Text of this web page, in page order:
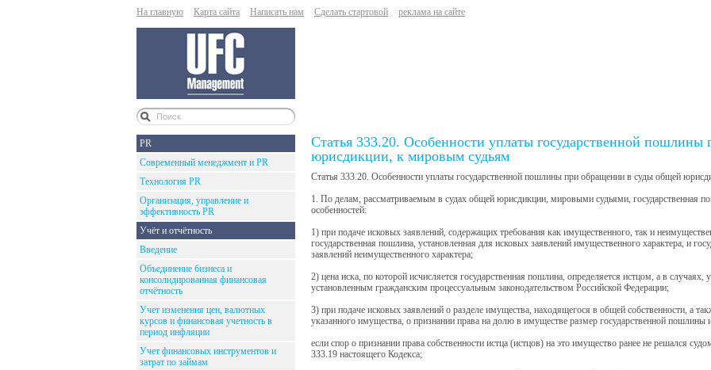
На главную Карта сайта Написать нам Сделать стартовой реклама на сайте
PR
Современный менеджмент и PR
Технология PR
Организация, управление и
эффективность PR
Учёт и отчётность
Введение
Объединение бизнеса и
консолидированная финансовая
отчётность
Учет изменения цен, валютных
курсов и финансовая учетность в
период инфляции
Учет финансовых инструментов и
затрат по займам
Статья 333.20. Особенности уплаты государственной
юрисдикции, к мировым судьям
Статья 333.20. Особенности уплаты государственной пошлины при обращении в суды общей
1. По делам, рассматриваемым в судах общей юрисдикции, мировыми судьями, государственная
особенностей:
1) при подаче исковых заявлений, содержащих требования как имущественного, так и
государственная пошлина, установленная для исковых заявлений имущественного характера, и
заявлений неимущественного характера;
2) цена иска, по которой исчисляется государственная пошлина, определяется истцом, а в
установленным гражданским процессуальным законодательством Российской Федерации;
3) при подаче исковых заявлений о разделе имущества, находящегося в общей собственности, а
указанного имущества, о признании права на долю в имуществе размер государственной
если спор о признании права собственности истца (истцов) на это имущество ранее не решался
333.19 настоящего Кодекса;